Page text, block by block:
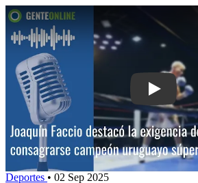
Play:
Deportes • 02 Sep 2025